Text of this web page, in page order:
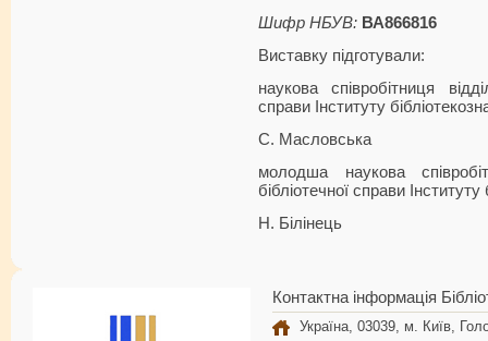
Шифр НБУВ: ВА866816
Виставку підготували:
наукова співробітниця
справи Інституту
С. Масловська
молодша наукова
бібліотечної справи Інституту
Н. Білінець
Контактна інформація
Україна, 03039, м. Київ,